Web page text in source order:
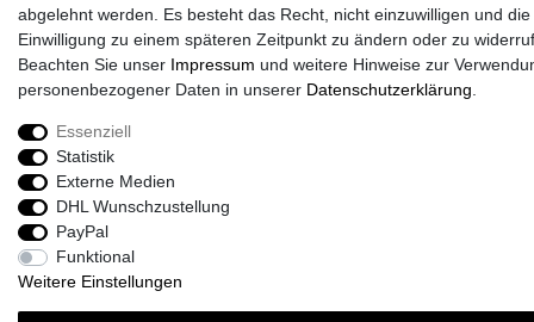
abgelehnt werden. Es besteht das Recht, nicht einzuwilligen und die
Einwilligung zu einem späteren Zeitpunkt zu ändern oder zu
Beachten Sie unser Impressum und weitere Hinweise zur
personenbezogener Daten in unserer Daten­schutz­erklärung
Essenziell
Statistik
Externe Medien
DHL Wunschzustellung
PayPal
Funktional
Weitere Einstellungen